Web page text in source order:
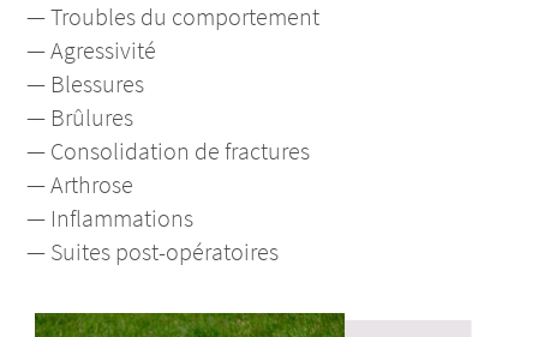
— Troubles du comportement
— Agressivité
— Blessures
— Brûlures
— Consolidation de fractures
— Arthrose
— Inflammations
— Suites post-opératoires